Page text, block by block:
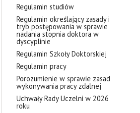
Regulamin studiów
Regulamin określający zasady i
tryb postępowania w sprawie
nadania stopnia doktora w
dyscyplinie
Regulamin Szkoły Doktorskiej
Regulamin pracy
Porozumienie w sprawie zasad
wykonywania pracy zdalnej
Uchwały Rady Uczelni w 2026
roku